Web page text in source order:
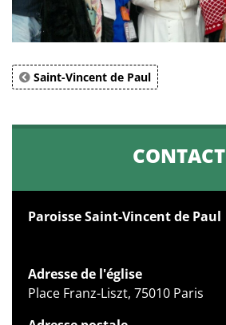
Saint-Vincent de Paul
CONTACT
Paroisse Saint-Vincent de Paul
Adresse de l'église
Place Franz-Liszt, 75010 Paris